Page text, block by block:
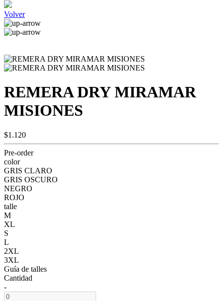
Volver
REMERA DRY MIRAMAR
MISIONES
$1.120
Pre-order
color
GRIS CLARO
GRIS OSCURO
NEGRO
ROJO
talle
M
XL
S
L
2XL
3XL
Guía de talles
Cantidad
-